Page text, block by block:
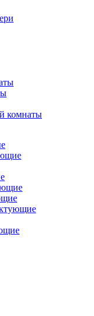
комнаты